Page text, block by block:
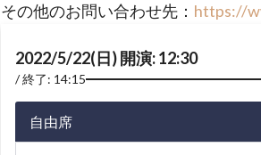
その他のお問い合わせ先： https://
2022/5/22(日) 開演: 12:30
終了: 14:15
自由席